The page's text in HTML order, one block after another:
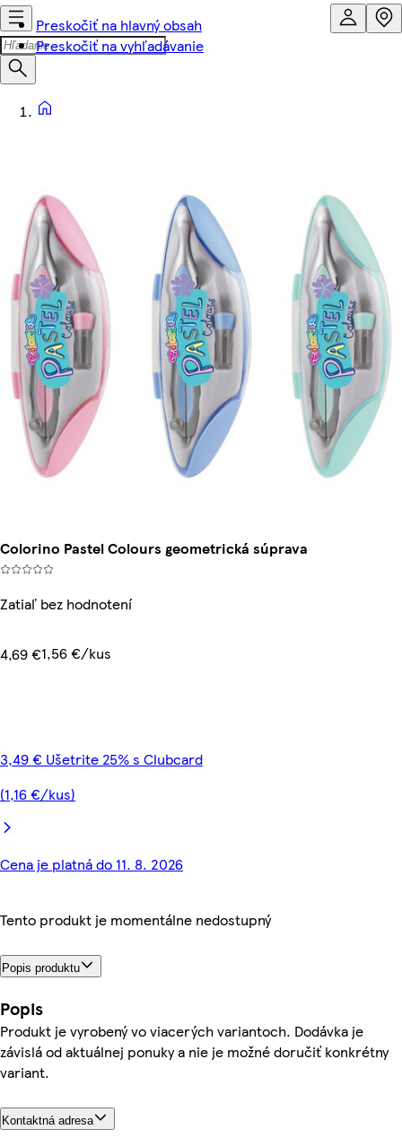
Preskočiť na hlavný obsah
Preskočiť na vyhľadávanie
Colorino Pastel Colours geometrická súprava
Zatiaľ bez hodnotení
4,69 €1,56 €/kus
3,49 € Ušetrite 25% s Clubcard
(1,16 €/kus)
Cena je platná do 11. 8. 2026
Tento produkt je momentálne nedostupný
Popis produktu
Popis
Produkt je vyrobený vo viacerých variantoch. Dodávka je
závislá od aktuálnej ponuky a nie je možné doručiť konkrétny
variant.
Kontaktná adresa